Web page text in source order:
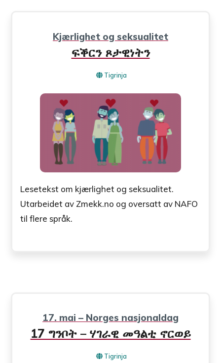
Kjærlighet og seksualitet
ፍቕርን ጾታዊነትን
Tigrinja
Lesetekst om kjærlighet og seksualitet.
Utarbeidet av Zmekk.no og oversatt av NAFO
til flere språk.
17. mai – Norges nasjonaldag
17 ግንቦት – ሃገራዊ መዓልቲ ኖርወይ
Tigrinja